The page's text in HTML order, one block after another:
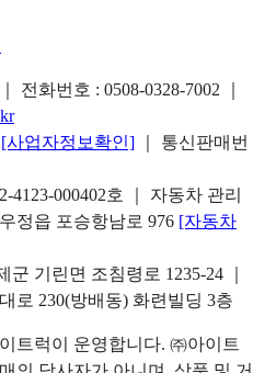
전화번호 : 0508-0328-7002
[사업자정보확인]
｜ 통신판매번
000402호 ｜ 자동차 관리
정읍 포승항남로 976 [자동차
기린면 조침령로 1235-24 ｜
로 230(방배동) 화련빌딩 3층
트럭이 운영합니다. ㈜아이트